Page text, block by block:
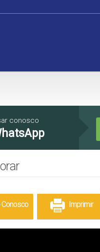
conosco
Conosco Imprimir